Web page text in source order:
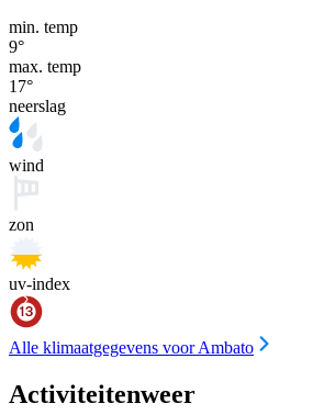
min. temp
9°
max. temp
17°
neerslag
wind
zon
uv-index
Alle klimaatgegevens voor Ambato
Activiteitenweer